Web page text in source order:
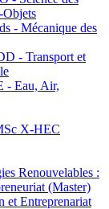
Objets
- Mécanique des
- Transport et
- Eau, Air,
X-HEC
Renouvelables :
(Master)
et Entreprenariat